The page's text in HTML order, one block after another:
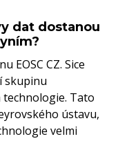
dat dostanou
EOSC CZ. Sice
skupinu
technologie. Tato
ústavu,
velmi